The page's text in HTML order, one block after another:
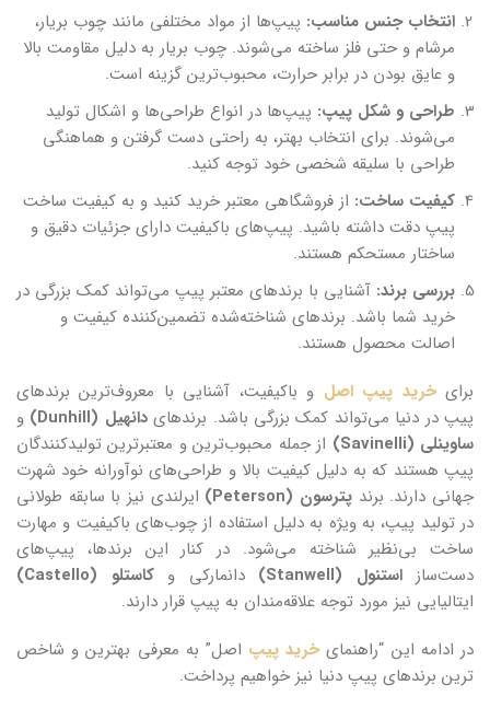
انتخاب جنس مناسب: پیپ‌ها از مواد مختلفی مانند چوب بریار،
مرشام و حتی فلز ساخته می‌شوند. چوب بریار به دلیل مقاومت بالا
و عایق بودن در برابر حرارت، محبوب‌ترین گزینه است.
طراحی و شکل پیپ: پیپ‌ها در انواع طراحی‌ها و اشکال تولید
می‌شوند. برای انتخاب بهتر، به راحتی دست گرفتن و هماهنگی
طراحی با سلیقه شخصی خود توجه کنید.
کیفیت ساخت: از فروشگاهی معتبر خرید کنید و به کیفیت ساخت
پیپ دقت داشته باشید. پیپ‌های باکیفیت دارای جزئیات دقیق و
ساختار مستحکم هستند.
بررسی برند: آشنایی با برندهای معتبر پیپ می‌تواند کمک بزرگی در
خرید شما باشد. برندهای شناخته‌شده تضمین‌کننده کیفیت و
اصالت محصول هستند.
برایخرید پیپ اصل و باکیفیت، آشنایی با معروف‌ترین برندهای
پیپ در دنیا می‌تواند کمک بزرگی باشد. برندهایدانهیل (Dunhill)
و
ساوینلی (Savinelli)
از جمله محبوب‌ترین و معتبرترین تولیدکنندگان
پیپ هستند که به دلیل کیفیت بالا و طراحی‌های نوآورانه خود شهرت
جهانی دارند. برند پترسون (Peterson)
ایرلندی نیز با سابقه طولانی
در تولید پیپ، به ویژه به دلیل استفاده از چوب‌های باکیفیت و مهارت
ساخت بی‌نظیر شناخته می‌شود. در کنار این برندها، پیپ‌های
دست‌سازاستنول (Stanwell) دانمارکی وکاستلو (Castello)
ایتالیایی نیز مورد توجه علاقه‌مندان به پیپ قرار دارند.
در ادامه این “راهنمایخرید پیپ اصل” به معرفی بهترین و شاخص
ترین برندهای پیپ دنیا نیز خواهیم پرداخت.